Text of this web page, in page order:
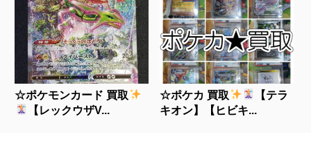
☆ポケモンカード 買取
【レックウザV...
☆ポケカ 買取
【テラ
キオン】【ヒビキ...